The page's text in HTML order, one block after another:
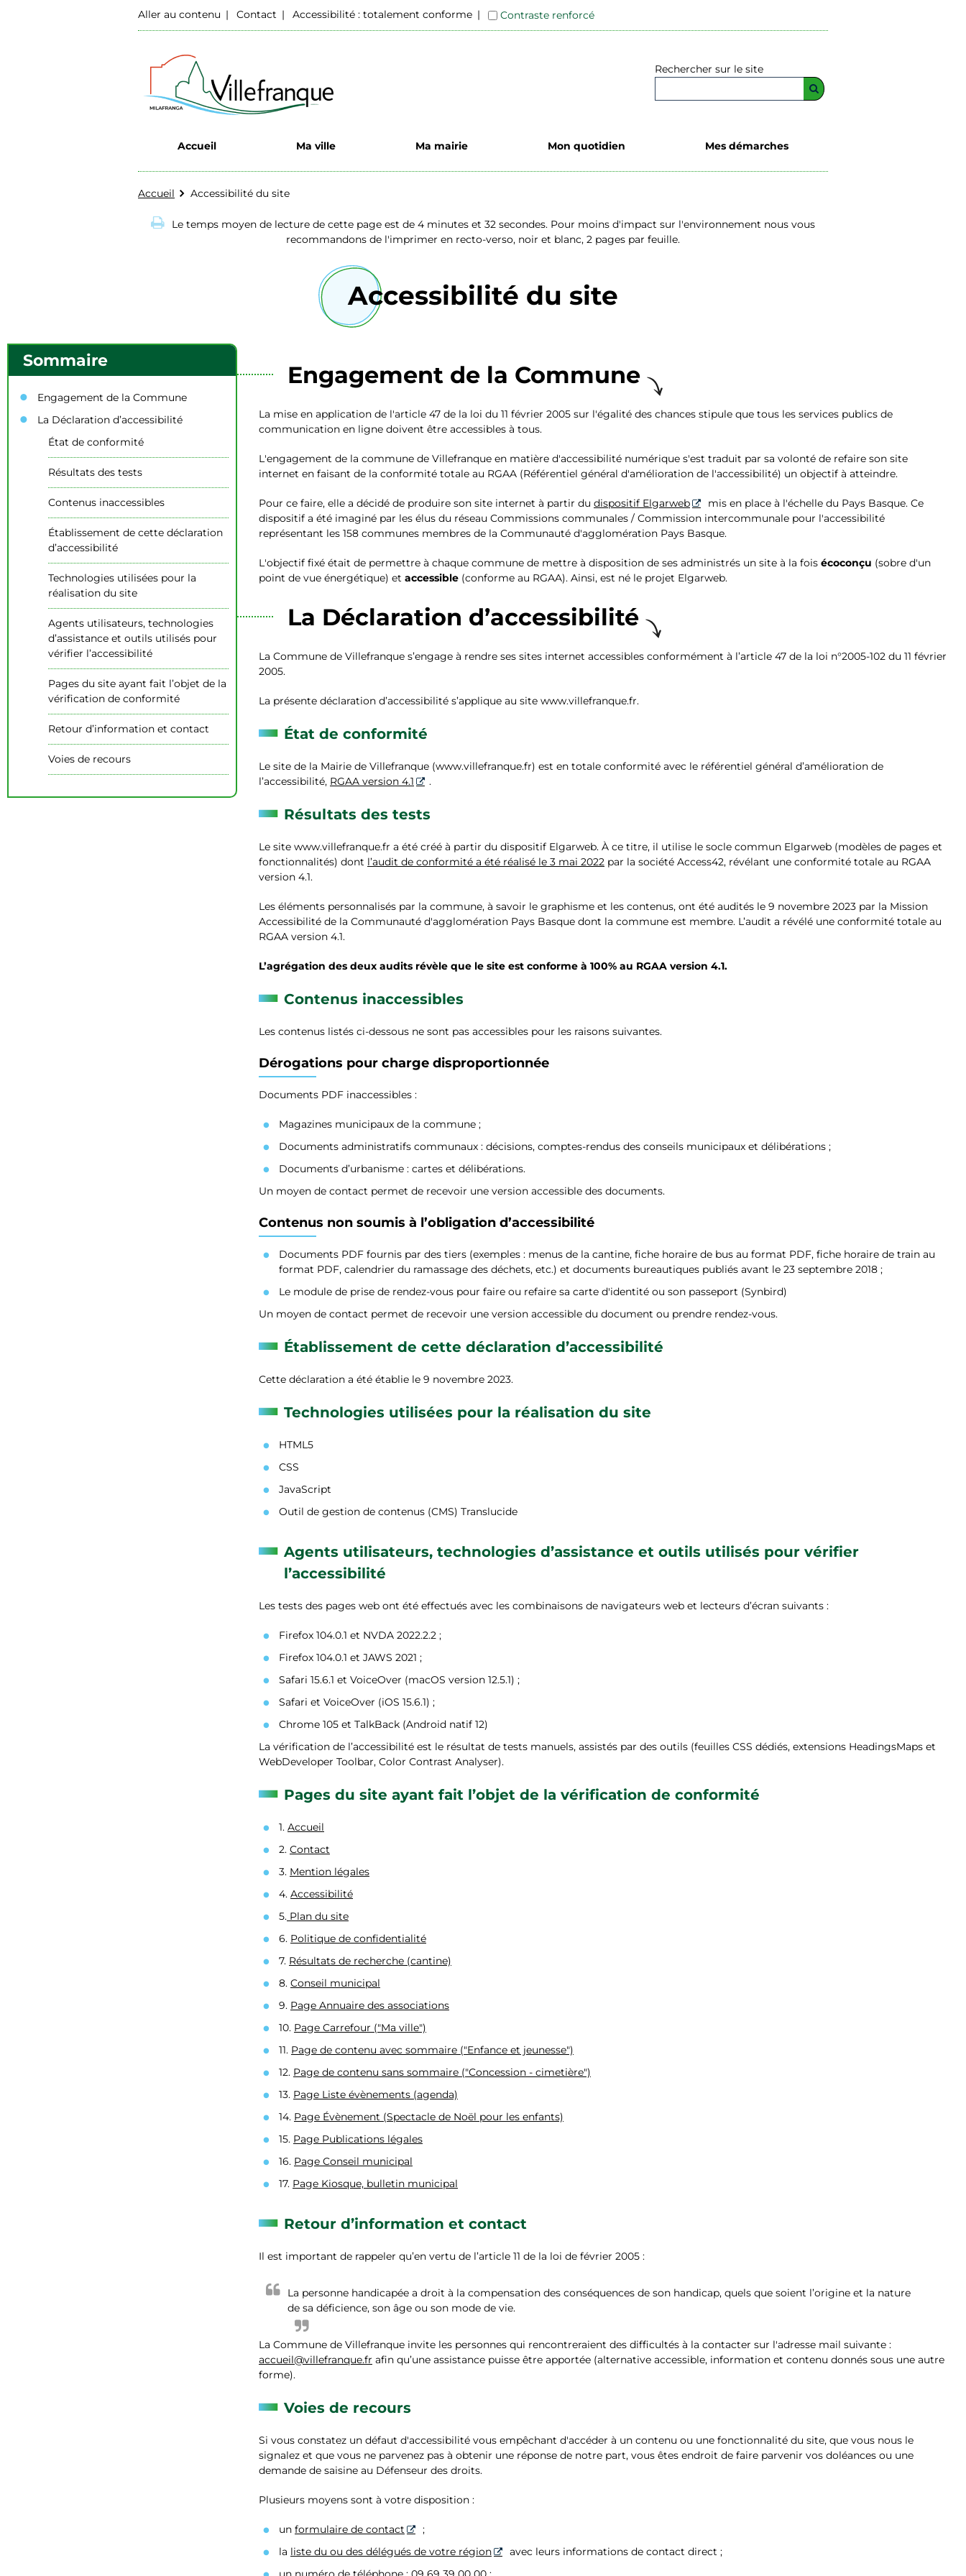
Aller au contenu Contact Accessibilité : totalement conforme Contraste renforcé
Rechercher sur le site
Accueil Ma ville Ma mairie Mon quotidien Mes démarches
Accueil Accessibilité du site
Le temps moyen de lecture de cette page est de 4 minutes et 32 secondes. Pour moins d'impact sur l'environnement nous vous
recommandons de l'imprimer en recto-verso, noir et blanc, 2 pages par feuille.
Accessibilité du site
Sommaire
Engagement de la Commune
La Déclaration d’accessibilité
État de conformité
Résultats des tests
Contenus inaccessibles
Établissement de cette déclaration
d’accessibilité
Technologies utilisées pour la
réalisation du site
Agents utilisateurs, technologies
d’assistance et outils utilisés pour
vérifier l’accessibilité
Pages du site ayant fait l’objet de la
vérification de conformité
Retour d’information et contact
Voies de recours
Engagement de la Commune
La mise en application de l'article 47 de la loi du 11 février 2005 sur l'égalité des chances stipule que tous les services publics de
communication en ligne doivent être accessibles à tous.
L'engagement de la commune de Villefranque en matière d'accessibilité numérique s'est traduit par sa volonté de refaire son site
internet en faisant de la conformité totale au RGAA (Référentiel général d'amélioration de l'accessibilité) un objectif à atteindre.
Pour ce faire, elle a décidé de produire son site internet à partir du dispositif Elgarweb
mis en place à l'échelle du Pays Basque. Ce
dispositif a été imaginé par les élus du réseau Commissions communales / Commission intercommunale pour l'accessibilité
représentant les 158 communes membres de la Communauté d'agglomération Pays Basque.
L'objectif fixé était de permettre à chaque commune de mettre à disposition de ses administrés un site à la fois écoconçu (sobre d'un
point de vue énergétique) et accessible (conforme au RGAA). Ainsi, est né le projet Elgarweb.
La Déclaration d’accessibilité
La Commune de Villefranque s’engage à rendre ses sites internet accessibles conformément à l’article 47 de la loi n°2005-102 du 11 février
2005.
La présente déclaration d’accessibilité s’applique au site www.villefranque.fr.
État de conformité
Le site de la Mairie de Villefranque (www.villefranque.fr) est en totale conformité avec le référentiel général d’amélioration de
l’accessibilité, RGAA version 4.1 .
Résultats des tests
Le site www.villefranque.fr a été créé à partir du dispositif Elgarweb. À ce titre, il utilise le socle commun Elgarweb (modèles de pages et
fonctionnalités) dont l’audit de conformité a été réalisé le 3 mai 2022 par la société Access42, révélant une conformité totale au RGAA
version 4.1.
Les éléments personnalisés par la commune, à savoir le graphisme et les contenus, ont été audités le 9 novembre 2023 par la Mission
Accessibilité de la Communauté d'agglomération Pays Basque dont la commune est membre. L’audit a révélé une conformité totale au
RGAA version 4.1.
L’agrégation des deux audits révèle que le site est conforme à 100% au RGAA version 4.1.
Contenus inaccessibles
Les contenus listés ci-dessous ne sont pas accessibles pour les raisons suivantes.
Dérogations pour charge disproportionnée
Documents PDF inaccessibles :
Magazines municipaux de la commune ;
Documents administratifs communaux : décisions, comptes-rendus des conseils municipaux et délibérations ;
Documents d’urbanisme : cartes et délibérations.
Un moyen de contact permet de recevoir une version accessible des documents.
Contenus non soumis à l’obligation d’accessibilité
Documents PDF fournis par des tiers (exemples : menus de la cantine, fiche horaire de bus au format PDF, fiche horaire de train au
format PDF, calendrier du ramassage des déchets, etc.) et documents bureautiques publiés avant le 23 septembre 2018 ;
Le module de prise de rendez-vous pour faire ou refaire sa carte d'identité ou son passeport (Synbird)
Un moyen de contact permet de recevoir une version accessible du document ou prendre rendez-vous.
Établissement de cette déclaration d’accessibilité
Cette déclaration a été établie le 9 novembre 2023.
Technologies utilisées pour la réalisation du site
HTML5
CSS
JavaScript
Outil de gestion de contenus (CMS) Translucide
Agents utilisateurs, technologies d’assistance et outils utilisés pour vérifier
l’accessibilité
Les tests des pages web ont été effectués avec les combinaisons de navigateurs web et lecteurs d’écran suivants :
Firefox 104.0.1 et NVDA 2022.2.2 ;
Firefox 104.0.1 et JAWS 2021 ;
Safari 15.6.1 et VoiceOver (macOS version 12.5.1) ;
Safari et VoiceOver (iOS 15.6.1) ;
Chrome 105 et TalkBack (Android natif 12)
La vérification de l’accessibilité est le résultat de tests manuels, assistés par des outils (feuilles CSS dédiés, extensions HeadingsMaps et
WebDeveloper Toolbar, Color Contrast Analyser).
Pages du site ayant fait l’objet de la vérification de conformité
1. Accueil
2. Contact
3. Mention légales
4. Accessibilité
5. Plan du site
6. Politique de confidentialité
7. Résultats de recherche (cantine)
8. Conseil municipal
9. Page Annuaire des associations
10. Page Carrefour ("Ma ville")
11. Page de contenu avec sommaire ("Enfance et jeunesse")
12. Page de contenu sans sommaire ("Concession - cimetière")
13. Page Liste évènements (agenda)
14. Page Évènement (Spectacle de Noël pour les enfants)
15. Page Publications légales
16. Page Conseil municipal
17. Page Kiosque, bulletin municipal
Retour d’information et contact
Il est important de rappeler qu’en vertu de l’article 11 de la loi de février 2005 :
La personne handicapée a droit à la compensation des conséquences de son handicap, quels que soient l’origine et la nature
de sa déficience, son âge ou son mode de vie.
La Commune de Villefranque invite les personnes qui rencontreraient des difficultés à la contacter sur l'adresse mail suivante :
accueil@villefranque.fr afin qu’une assistance puisse être apportée (alternative accessible, information et contenu donnés sous une autre
forme).
Voies de recours
Si vous constatez un défaut d'accessibilité vous empêchant d'accéder à un contenu ou une fonctionnalité du site, que vous nous le
signalez et que vous ne parvenez pas à obtenir une réponse de notre part, vous êtes endroit de faire parvenir vos doléances ou une
demande de saisine au Défenseur des droits.
Plusieurs moyens sont à votre disposition :
un formulaire de contact
;
la liste du ou des délégués de votre région
avec leurs informations de contact direct ;